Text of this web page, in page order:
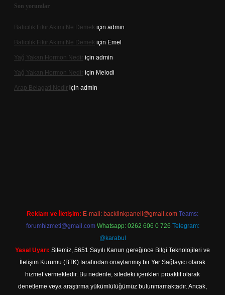
Son yorumlar
Batıcılık Fikir Akımı Ne Demek için admin
Batıcılık Fikir Akımı Ne Demek için Emel
Yağ Yakan Hormon Nedir için admin
Yağ Yakan Hormon Nedir için Melodi
Arap Belagati Nedir için admin
Reklam ve İletişim: E-mail: backlinkpaneli@gmail.com Teams:
forumhizmeti@gmail.com Whatsapp: 0262 606 0 726 Telegram:
@karabul
Yasal Uyarı: Sitemiz, 5651 Sayılı Kanun gereğince Bilgi Teknolojileri ve
İletişim Kurumu (BTK) tarafından onaylanmış bir Yer Sağlayıcı olarak
hizmet vermektedir. Bu nedenle, sitedeki içerikleri proaktif olarak
denetleme veya araştırma yükümlülüğümüz bulunmamaktadır. Ancak,